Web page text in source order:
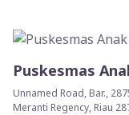
Puskesmas
Unnamed Road, Bar.,
Meranti Regency, Riau